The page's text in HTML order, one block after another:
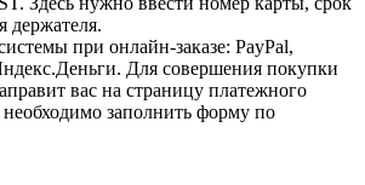
держателя.
при онлайн-заказе: PayPal,
Для совершения покупки
вас на страницу платежного
необходимо заполнить форму по